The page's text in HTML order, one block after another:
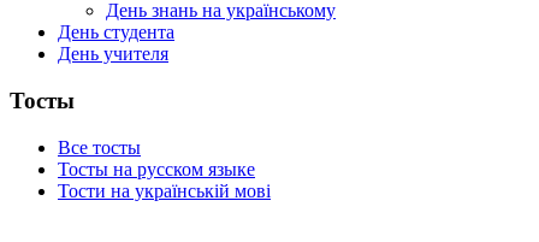
День знань на українському
День студента
День учителя
Тосты
Все тосты
Тосты на русском языке
Тости на українській мові